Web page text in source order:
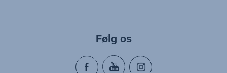
Følg os